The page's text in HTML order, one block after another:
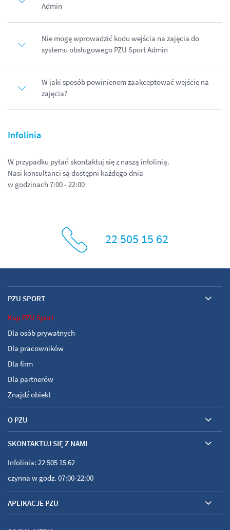
Admin
Nie mogę wprowadzić kodu wejścia na zajęcia do
systemu obsługowego PZU Sport Admin
W jaki sposób powinienem zaakceptować wejście na
zajęcia?
Infolinia
W przypadku pytań skontaktuj się z naszą infolinią.
Nasi konsultanci są dostępni każdego dnia
w godzinach 7:00 - 22:00
22 505 15 62
PZU SPORT
Kup PZU Sport
Dla osób prywatnych
Dla pracowników
Dla firm
Dla partnerów
Znajdź obiekt
O PZU
SKONTAKTUJ SIĘ Z NAMI
Infolinia: 22 505 15 62
czynna w godz. 07:00-22:00
APLIKACJE PZU